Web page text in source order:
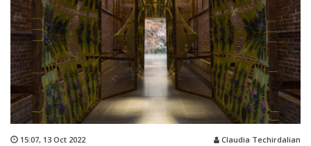
15:07, 13 Oct 2022 Claudia Techirdalian